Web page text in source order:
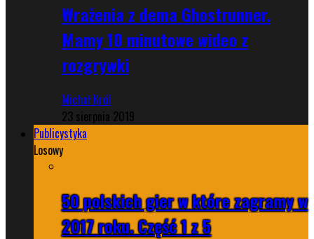
Wrażenia z dema Ghostrunner.
Mamy 10 minutowe wideo z
rozgrywki
Michał Król
23 sierpnia 2019
Publicystyka
Losowy
50 polskich gier w które zagramy w
2017 roku. Część 1 z 5